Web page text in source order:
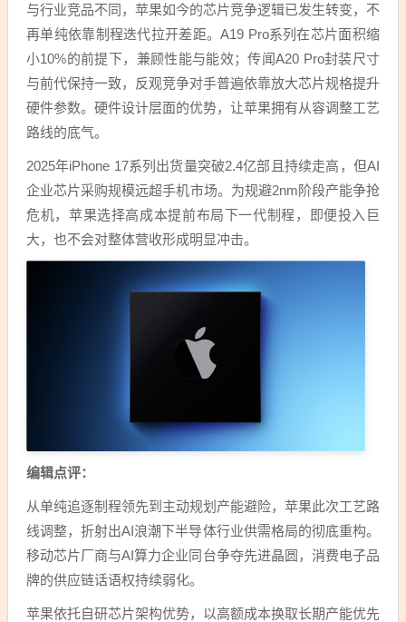
与行业竞品不同，苹果如今的芯片竞争逻辑已发生转变，不
再单纯依靠制程迭代拉开差距。A19 Pro系列在芯片面积缩
小10%的前提下，兼顾性能与能效；传闻A20 Pro封装尺寸
与前代保持一致，反观竞争对手普遍依靠放大芯片规格提升
硬件参数。硬件设计层面的优势，让苹果拥有从容调整工艺
路线的底气。
2025年iPhone 17系列出货量突破2.4亿部且持续走高，但AI
企业芯片采购规模远超手机市场。为规避2nm阶段产能争抢
危机，苹果选择高成本提前布局下一代制程，即便投入巨
大，也不会对整体营收形成明显冲击。
编辑点评：
从单纯追逐制程领先到主动规划产能避险，苹果此次工艺路
线调整，折射出AI浪潮下半导体行业供需格局的彻底重构。
移动芯片厂商与AI算力企业同台争夺先进晶圆，消费电子品
牌的供应链话语权持续弱化。
苹果依托自研芯片架构优势，以高额成本换取长期产能优先